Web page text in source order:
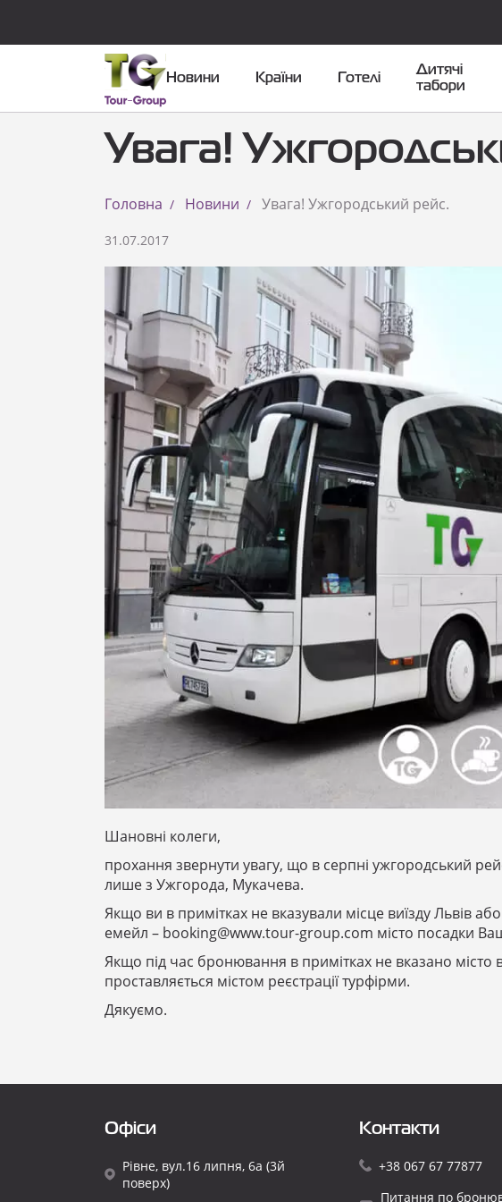
Новини Країни Готелі
Дитячі
табори
Увага!
Головна Новини Увага! Ужгородський рейс.
31.07.2017
Шановні колеги,
прохання звернути увагу, що в серпні ужгородський
лише з Ужгорода, Мукачева.
Якщо ви в примітках не вказували місце виїзду Львів
емейл – booking@www.tour-group.com місто посадки
Якщо під час бронювання в примітках не вказано місто
проставляється містом реєстрації турфірми.
Дякуємо.
Офіси
Рівне, вул.16 липня, 6а (3й
поверх)
Контакти
+38 067 67 77877
Питання по